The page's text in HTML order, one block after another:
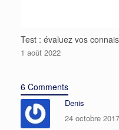
Test : évaluez vos
1 août 2022
6 Comments
Denis
24 octobre